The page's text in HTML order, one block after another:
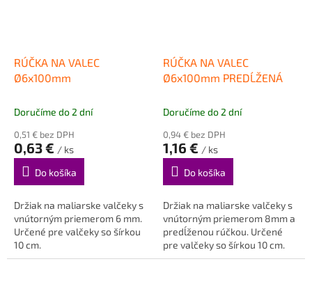
RÚČKA NA VALEC
Ø6x100mm
Doručíme do 2 dní
0,51 € bez DPH
0,63 € / ks
Do košíka
Držiak na maliarske valčeky s
vnútorným priemerom 6 mm.
Určené pre valčeky so šírkou
10 cm.
RÚČKA NA VALEC
Ø6x100mm PREDĹŽENÁ
Doručíme do 2 dní
0,94 € bez DPH
1,16 € / ks
Do košíka
Držiak na maliarske valčeky s
vnútorným priemerom 8mm a
predĺženou rúčkou. Určené
pre valčeky so šírkou 10 cm.